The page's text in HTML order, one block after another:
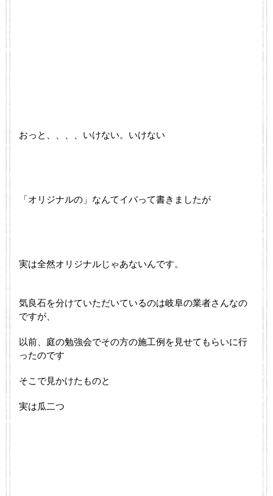
おっと、、、、いけない。いけない
「オリジナルの」なんてイバって書きましたが
実は全然オリジナルじゃあないんです。
気良石を分けていただいているのは岐阜の業者さんなの
ですが、
以前、庭の勉強会でその方の施工例を見せてもらいに行
ったのです
そこで見かけたものと
実は瓜二つ